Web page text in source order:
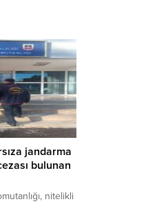
cezaevine
– Şanlıurfa İl
Meçhul
kapsamında
jandarma
bulunan
nitelikli